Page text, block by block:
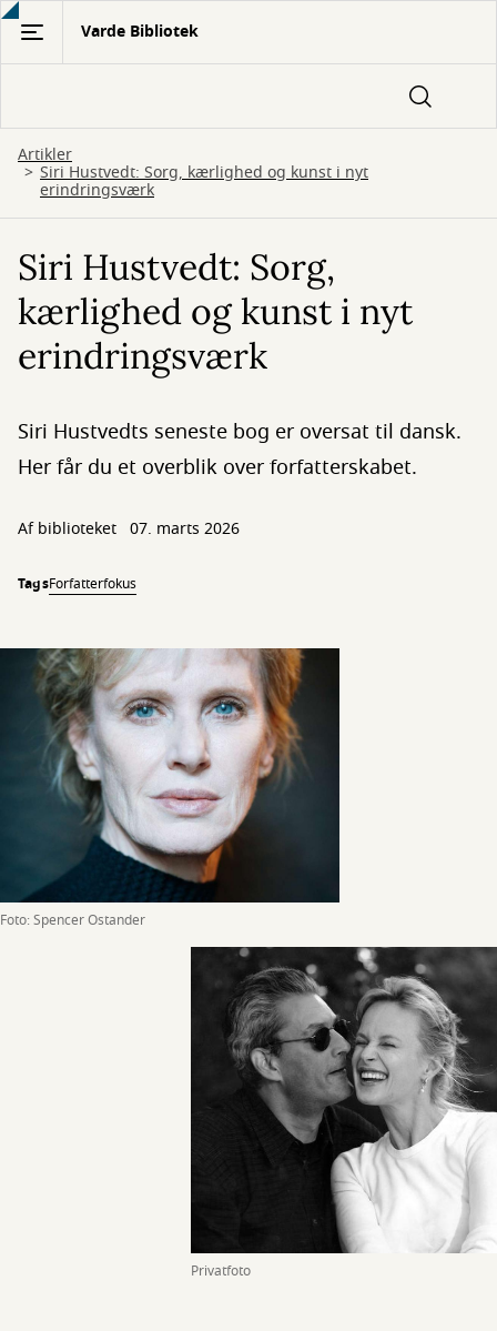
Gå
hovedindhold
Varde Bibliotek
Artikler
Siri Hustvedt: Sorg, kærlighed og kunst i nyt
erindringsværk
Siri Hustvedt: Sorg,
kærlighed og kunst i nyt
erindringsværk
Siri Hustvedts seneste bog er oversat til dansk.
Her får du et overblik over forfatterskabet.
Af biblioteket 07. marts 2026
TagsForfatterfokus
Foto: Spencer Ostander
Privatfoto